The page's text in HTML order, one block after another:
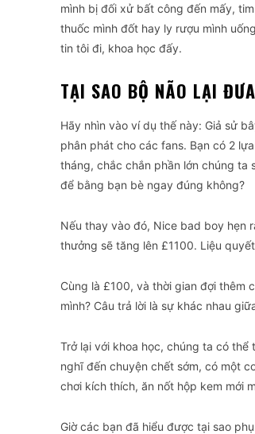
mình bị đối xử bất công đến mấy,
thuốc mình đốt hay ly rượu mình
tin tôi đi, khoa học đấy.
TẠI SAO BỘ NÃO LẠI
Hãy nhìn vào ví dụ thế này: Giả sử
phân phát cho các fans. Bạn có 2
tháng, chắc chắn phần lớn chúng ta
để bằng bạn bè ngay đúng không?
Nếu thay vào đó, Nice bad boy hẹn
thưởng sẽ tăng lên £1100. Liệu
Cùng là £100, và thời gian đợi thêm
mình? Câu trả lời là sự khác nhau
Trở lại với khoa học, chúng ta có thể
nghĩ đến chuyện chết sớm, có một
chơi kích thích, ăn nốt hộp kem mới
Giờ các bạn đã hiểu được tại sao